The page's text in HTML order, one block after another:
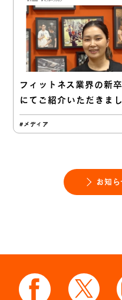
フィットネス業界の新
にてご紹介いただきま
#メディア
お知